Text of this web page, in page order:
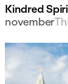
Kindred
november